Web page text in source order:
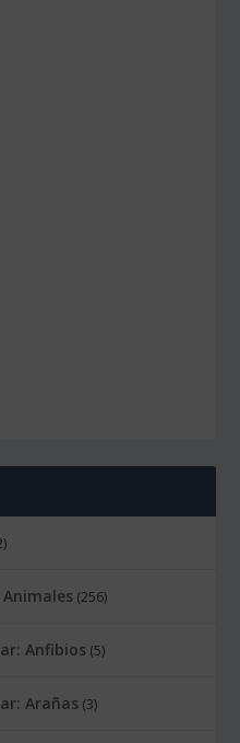
(256)
Anfibios (5)
Arañas (3)